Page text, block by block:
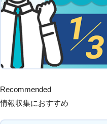
Recommended
情報収集におすすめ